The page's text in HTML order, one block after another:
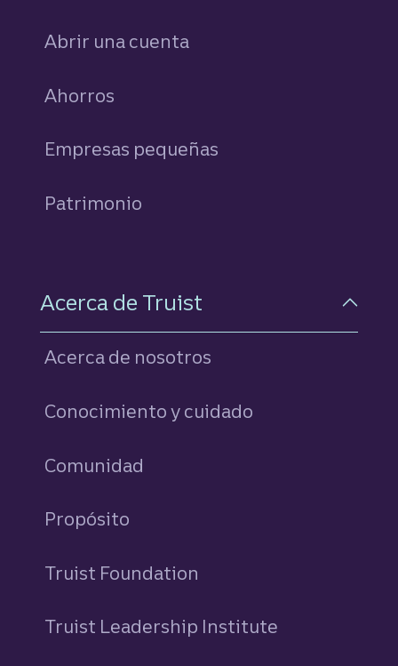
Abrir una cuenta
Ahorros
Empresas pequeñas
Patrimonio
Acerca de Truist
Acerca de nosotros
Conocimiento y cuidado
Comunidad
Propósito
Truist Foundation
Truist Leadership Institute